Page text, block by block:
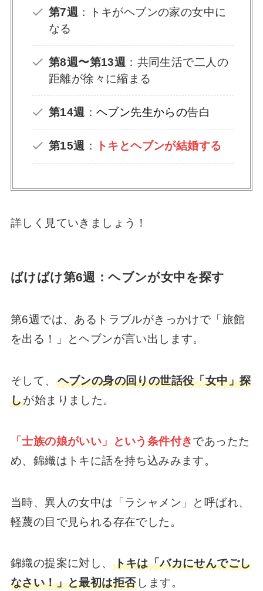
登場と結末【結核】
ばけばけ錦織の秘密(過去)とは？試験は不合格
で無免許？危ない橋の意味を考察！
ばけばけのラシャメンは史実？トキへの嫌が
第7週 ：トキがヘブンの家の女中に
なる
第8週〜第13週 ：共同生活で二人の
距離が徐々に縮まる
第14週 ：ヘブン先生からの告白
第15週 ： トキとヘブンが結婚する
詳しく見ていきましょう！
ばけばけ第6週：ヘブンが女中を探す
第6週では、あるトラブルがきっかけで「旅館
を出る！」とヘブンが言い出します。
そして、 ヘブンの身の回りの世話役「女中」探
しが始まりました。
「士族の娘がいい」という条件付きであったた
め、錦織はトキに話を持ち込みみます。
当時、異人の女中は「ラシャメン」と呼ばれ、
軽蔑の目で見られる存在でした。
錦織の提案に対し、 トキは「バカにせんでごし
なさい！」と最初は拒否 します。